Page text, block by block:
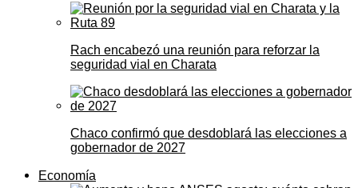
Rach encabezó una reunión para reforzar la
seguridad vial en Charata
Chaco confirmó que desdoblará las elecciones a
gobernador de 2027
Economía